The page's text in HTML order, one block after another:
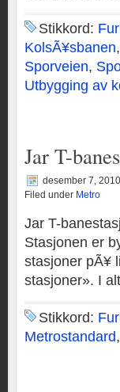
Stikkord:
KolsÃ¥sbanen,
Sporveien,
Utbygging av
Jar T-
desember 7, 2010
Filed under Metro
Jar T-
Stasjonen er
stasjoner pÃ¥
stasjoner». I
Stikkord:
Metrostandard,